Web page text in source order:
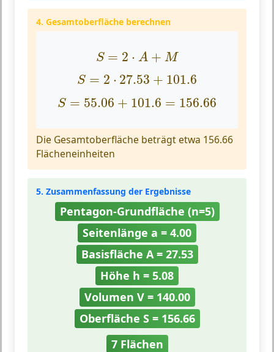
4. Gesamtoberfläche berechnen
S = 2 ⋅ A + M
=2 A+ M
S = 2 ⋅ 27.53 + 101.6
S= 2⋅ 27.53+ 101.6
S = 55.06 + 101.6 = 156.66
55.06 + 101.6= 156.66
Die Gesamtoberfläche beträgt etwa 156.66
Flächeneinheiten
5. Zusammenfassung der Ergebnisse
Pentagon-Grundfläche (n=5)
Seitenlänge a = 4.00
Basisfläche A = 27.53
Höhe h = 5.08
Volumen V = 140.00
Oberfläche S = 156.66
7 Flächen